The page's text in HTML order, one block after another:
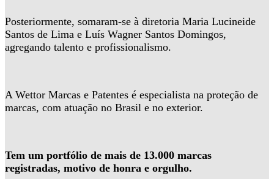
Posteriormente, somaram-se à diretoria Maria Lucineide
Santos de Lima e Luís Wagner Santos Domingos,
agregando talento e profissionalismo.
A Wettor Marcas e Patentes é especialista na proteção de
marcas, com atuação no Brasil e no exterior.
Tem um portfólio de mais de 13.000 marcas
registradas, motivo de honra e orgulho.